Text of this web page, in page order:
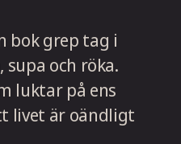
bok grep tag i
och röka.
luktar på ens
livet är oändligt